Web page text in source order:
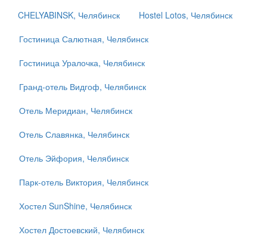
CHELYABINSK, Челябинск
Hostel Lotos, Челябинск
Гостиница Салютная, Челябинск
Гостиница Уралочка, Челябинск
Гранд-отель Видгоф, Челябинск
Отель Меридиан, Челябинск
Отель Славянка, Челябинск
Отель Эйфория, Челябинск
Парк-отель Виктория, Челябинск
Хостел SunShine, Челябинск
Хостел Достоевский, Челябинск